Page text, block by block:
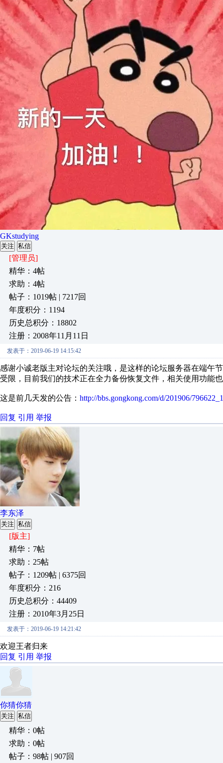
GKstudying
关注 私信
[管理员]
精华：4帖
求助：4帖
帖子：1019帖 | 7217回
年度积分：1194
历史总积分：18802
注册：2008年11月11日
发表于：2019-06-19 14:15:42
感谢小诚老版主对论坛的关注哦，是这样的论坛服务器在端午
受限，目前我们的技术正在全力备份恢复文件，相关使用功能
这是前几天发的公告： http://bbs.gongkong.com/d/201906/
回复 引用 举报
李东泽
关注 私信
[版主]
精华：7帖
求助：25帖
帖子：1209帖 | 6375回
年度积分：216
历史总积分：44409
注册：2010年3月25日
发表于：2019-06-19 14:21:42
欢迎王者归来
回复 引用 举报
你猜你猜
关注 私信
精华：0帖
求助：0帖
帖子：98帖 | 907回